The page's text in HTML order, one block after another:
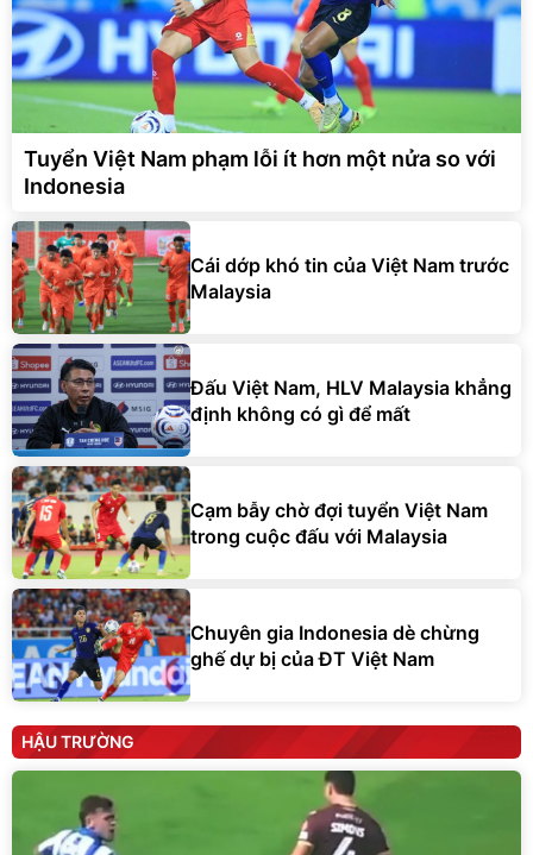
Tuyển Việt Nam phạm lỗi ít hơn một nửa so với
Indonesia
Cái dớp khó tin của Việt Nam trước
Malaysia
Đấu Việt Nam, HLV Malaysia khẳng
định không có gì để mất
Cạm bẫy chờ đợi tuyển Việt Nam
trong cuộc đấu với Malaysia
Chuyên gia Indonesia dè chừng
ghế dự bị của ĐT Việt Nam
HẬU TRƯỜNG